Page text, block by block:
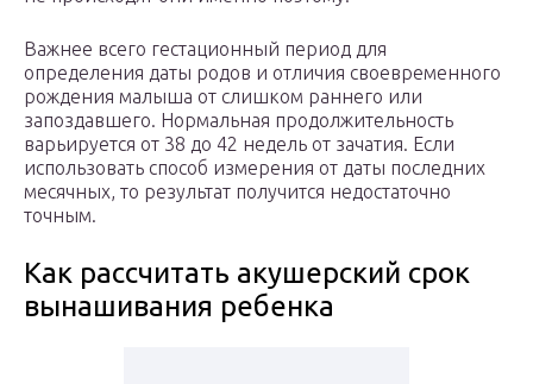
Важнее всего гестационный период для
определения даты родов и отличия своевременного
рождения малыша от слишком раннего или
запоздавшего. Нормальная продолжительность
варьируется от 38 до 42 недель от зачатия. Если
использовать способ измерения от даты последних
месячных, то результат получится недостаточно
точным.
Как рассчитать акушерский срок
вынашивания ребенка